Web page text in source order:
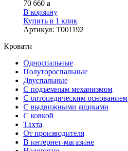
70 660 a
В корзину
Купить в 1 клик
Артикул: Т001192
Кровати
Односпальные
Полутороспальные
Двуспальные
С подъемным механизмом
С ортопедическим основанием
С выдвижными ящиками
С ковкой
Тахта
От производителя
В интернет-магазине